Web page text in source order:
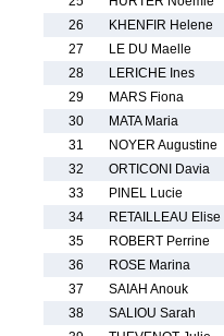
26
KHENFIR Helene
27
LE DU Maelle
28
LERICHE Ines
29
MARS Fiona
30
MATA Maria
31
NOYER Augustine
32
ORTICONI Davia
33
PINEL Lucie
34
RETAILLEAU Elise
35
ROBERT Perrine
36
ROSE Marina
37
SAIAH Anouk
38
SALIOU Sarah